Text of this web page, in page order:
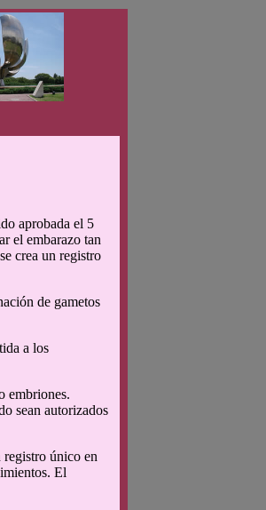
aprobada el 5
el embarazo tan
crea un registro
de gametos
a los
embriones.
sean autorizados
único en
El